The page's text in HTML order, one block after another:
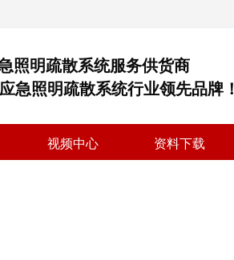
照明疏散系统服务供货商
急照明疏散系统行业领先品牌！
视频中心 资料下载